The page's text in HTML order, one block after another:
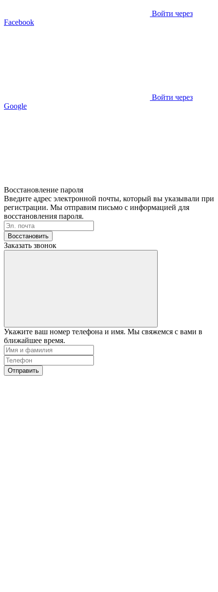
Войти через
Facebook
Войти через
Google
Восстановление пароля
Введите адрес электронной почты, который вы указывали при
регистрации. Мы отправим письмо с информацией для
восстановления пароля.
Восстановить
Заказать звонок
Укажите ваш номер телефона и имя. Мы свяжемся с вами в
ближайшее время.
Отправить